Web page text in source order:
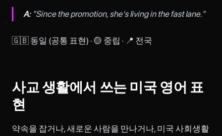
A:"Since the promotion, she's living in the fast lane."
🇬🇧 동일 (공통 표현) · 🟡 중립 · 📍 전국
사교 생활에서 쓰는 미국 영어 표
현
약속을 잡거나, 새로운 사람을 만나거나, 미국 사회생활